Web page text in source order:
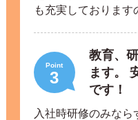
も充実しております
Point
3
教育、
ます。
です！
入社時研修のみな